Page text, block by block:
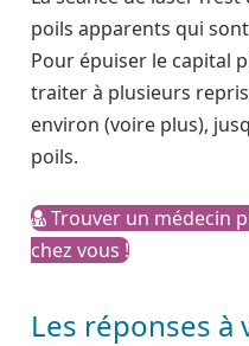
poils apparents qui
Pour épuiser le capital
traiter à plusieurs
environ (voire plus),
poils.
Trouver un médecin
chez vous !
Les réponses